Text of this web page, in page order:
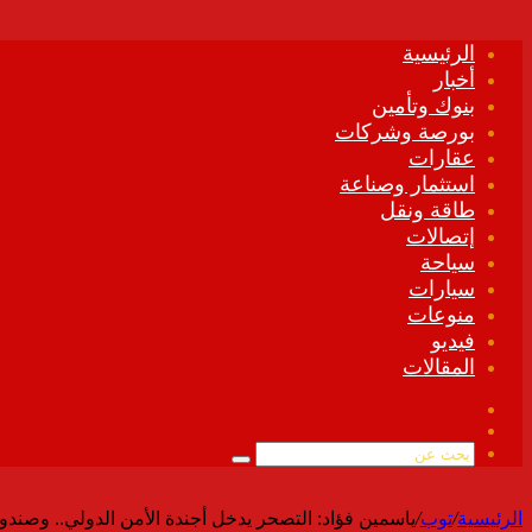
الرئيسية
أخبار
بنوك وتأمين
بورصة وشركات
عقارات
استثمار وصناعة
طاقة ونقل
إتصالات
سياحة
سيارات
منوعات
فيديو
المقالات
الموقع
بحث
الرئيسية/توب/ياسمين فؤاد: التصحر يدخل أجندة الأمن الدولي..